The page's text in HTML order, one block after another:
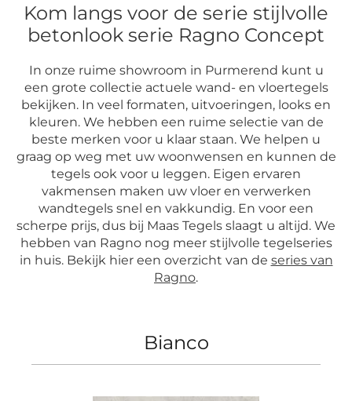
Kom langs voor de serie stijlvolle
betonlook serie Ragno Concept
In onze ruime showroom in Purmerend kunt u
een grote collectie actuele wand- en vloertegels
bekijken. In veel formaten, uitvoeringen, looks en
kleuren. We hebben een ruime selectie van de
beste merken voor u klaar staan. We helpen u
graag op weg met uw woonwensen en kunnen de
tegels ook voor u leggen. Eigen ervaren
vakmensen maken uw vloer en verwerken
wandtegels snel en vakkundig. En voor een
scherpe prijs, dus bij Maas Tegels slaagt u altijd. We
hebben van Ragno nog meer stijlvolle tegelseries
in huis. Bekijk hier een overzicht van de series van
Ragno.
Bianco